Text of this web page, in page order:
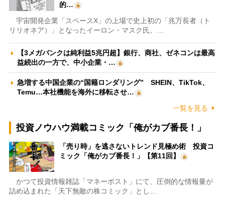
的…
宇宙開発企業「スペースX」の上場で史上初の「兆万長者（ト
リリオネア）」となったイーロン・マスク氏。…
【3メガバンクは純利益5兆円超】銀行、商社、ゼネコンは最高
益続出の一方で、中小企業・…
急増する中国企業の“国籍ロンダリング” SHEIN、TikTok、
Temu…本社機能を海外に移転させ…
一覧を見る
投資ノウハウ満載コミック「俺がカブ番長！」
「売り時」を逃さないトレンド見極め術 投資コ
ミック「俺がカブ番長！」【第11回】
かつて投資情報雑誌「マネーポスト」にて、圧倒的な情報量が
詰め込まれた「天下無敵の株コミック」とし…